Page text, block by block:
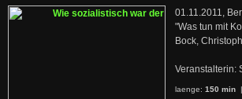
01.11.2011,
"Was tun mit
Bock,
Veranstalterin:
laenge: 150 min